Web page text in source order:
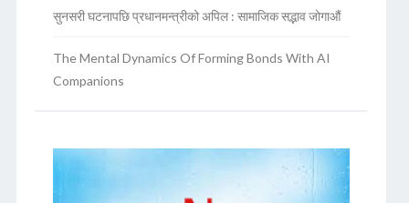
सुनसरी घटनापछि प्रधानमन्त्रीको अपिल : सामाजिक सद्भाव जोगाऔं
The Mental Dynamics Of Forming Bonds With AI
Companions